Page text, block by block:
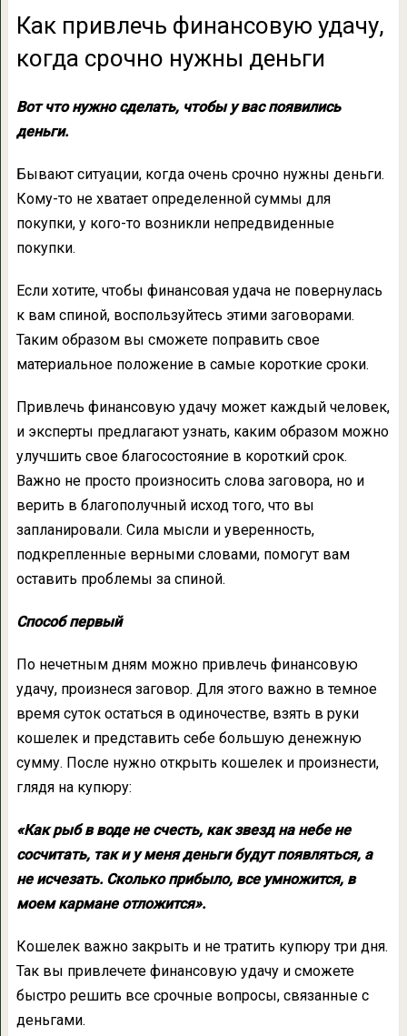
Как привлечь финансовую удачу,
когда срочно нужны деньги
Вот что нужно сделать, чтобы у вас появились
деньги.
Бывают ситуации, когда очень срочно нужны деньги.
Кому-то не хватает определенной суммы для
покупки, у кого-то возникли непредвиденные
покупки.
Если хотите, чтобы финансовая удача не повернулась
к вам спиной, воспользуйтесь этими заговорами.
Таким образом вы сможете поправить свое
материальное положение в самые короткие сроки.
Привлечь финансовую удачу может каждый человек,
и эксперты предлагают узнать, каким образом можно
улучшить свое благосостояние в короткий срок.
Важно не просто произносить слова заговора, но и
верить в благополучный исход того, что вы
запланировали. Сила мысли и уверенность,
подкрепленные верными словами, помогут вам
оставить проблемы за спиной.
Способ первый
По нечетным дням можно привлечь финансовую
удачу, произнеся заговор. Для этого важно в темное
время суток остаться в одиночестве, взять в руки
кошелек и представить себе большую денежную
сумму. После нужно открыть кошелек и произнести,
глядя на купюру:
«Как рыб в воде не счесть, как звезд на небе не
сосчитать, так и у меня деньги будут появляться, а
не исчезать. Сколько прибыло, все умножится, в
моем кармане отложится».
Кошелек важно закрыть и не тратить купюру три дня.
Так вы привлечете финансовую удачу и сможете
быстро решить все срочные вопросы, связанные с
деньгами.